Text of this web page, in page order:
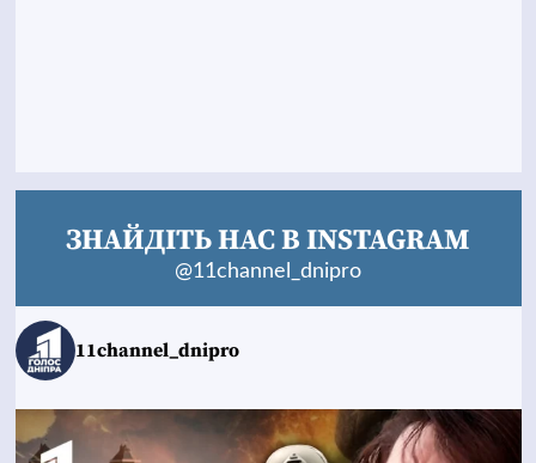
ЗНАЙДІТЬ НАС В INSTAGRAM
@11channel_dnipro
11channel_dnipro